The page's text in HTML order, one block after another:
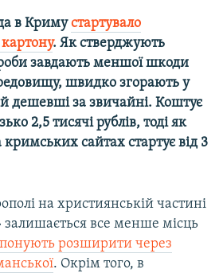
в Кримустартувало
. Як стверджують
завдають меншої шкоди
швидко згорають у
дешевші за звичайні. Коштує
2,5 тисячі рублів, тоді як
сайтах стартує від 3
на християнській частині
все менше місць
розширити через
. Окрім того, в